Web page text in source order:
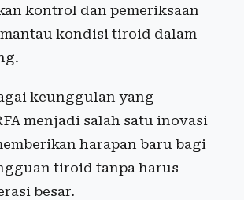
kontrol dan pemeriksaan
kondisi tiroid dalam
keunggulan yang
menjadi salah satu inovasi
harapan baru bagi
tiroid tanpa harus
besar.